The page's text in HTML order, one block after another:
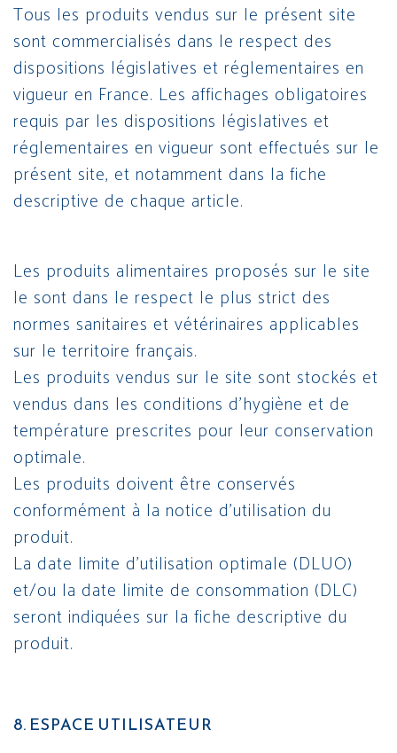
Tous les produits vendus sur le présent site
sont commercialisés dans le respect des
dispositions législatives et réglementaires en
vigueur en France. Les affichages obligatoires
requis par les dispositions législatives et
réglementaires en vigueur sont effectués sur le
présent site, et notamment dans la fiche
descriptive de chaque article.
Les produits alimentaires proposés sur le site
le sont dans le respect le plus strict des
normes sanitaires et vétérinaires applicables
sur le territoire français.
Les produits vendus sur le site sont stockés et
vendus dans les conditions d’hygiène et de
température prescrites pour leur conservation
optimale.
Les produits doivent être conservés
conformément à la notice d’utilisation du
produit.
La date limite d’utilisation optimale (DLUO)
et/ou la date limite de consommation (DLC)
seront indiquées sur la fiche descriptive du
produit.
8. ESPACE UTILISATEUR